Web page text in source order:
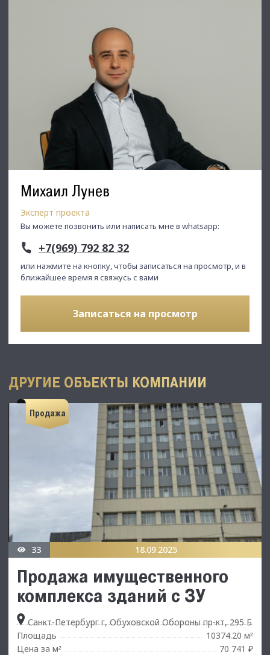
Михаил Лунев
Эксперт проекта
Вы можете позвонить или написать мне в whatsapp:
+7(969) 792 82 32
или нажмите на кнопку, чтобы записаться на просмотр, и в
ближайшее время я свяжусь с вами
Записаться на просмотр
ДРУГИЕ ОБЪЕКТЫ КОМПАНИИ
Продажа
33 18.09.2025
Продажа имущественного
комплекса зданий с ЗУ
Санкт-Петербург г, Обуховской Обороны пр-кт, 295 Б
Площадь
10374.20 м²
Цена за м²
70 741 ₽